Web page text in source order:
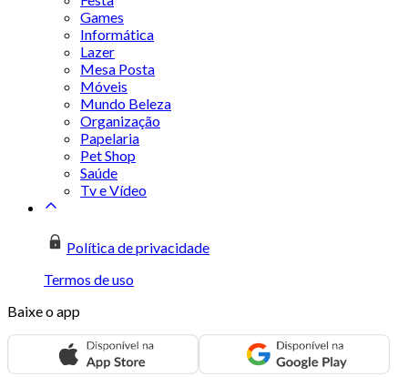
Games
Informática
Lazer
Mesa Posta
Móveis
Mundo Beleza
Organização
Papelaria
Pet Shop
Saúde
Tv e Vídeo
Política de privacidade
Termos de uso
Baixe o app